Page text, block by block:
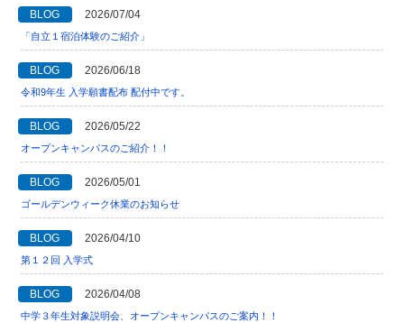
BLOG 2026/07/04
「自立１宿泊体験のご紹介」
BLOG 2026/06/18
令和9年生 入学願書配布 配付中です。
BLOG 2026/05/22
オープンキャンパスのご紹介！！
BLOG 2026/05/01
ゴールデンウィーク休業のお知らせ
BLOG 2026/04/10
第１２回 入学式
BLOG 2026/04/08
中学３年生対象説明会、オープンキャンパスのご案内！！